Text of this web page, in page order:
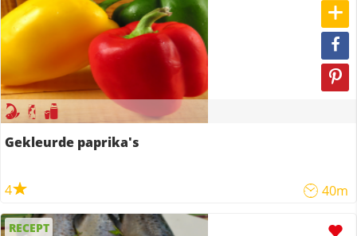
Gekleurde paprika's
4 40m
RECEPT